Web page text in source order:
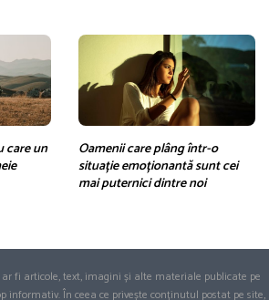
care un
Oamenii care plâng într-o
situație emoționantă sunt cei
mai puternici dintre noi
fi articole, text, imagini și alte materiale publicate pe
informativ. În ceea ce privește conținutul postat pe site,